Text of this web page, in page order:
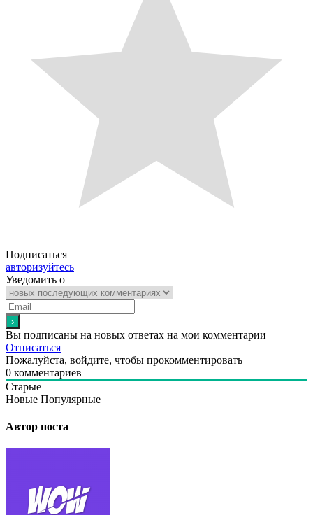
Подписаться
авторизуйтесь
Уведомить о
Вы подписаны на новых ответах на мои комментарии |
Отписаться
Пожалуйста, войдите, чтобы прокомментировать
0 комментариев
Старые
Новые Популярные
Автор поста